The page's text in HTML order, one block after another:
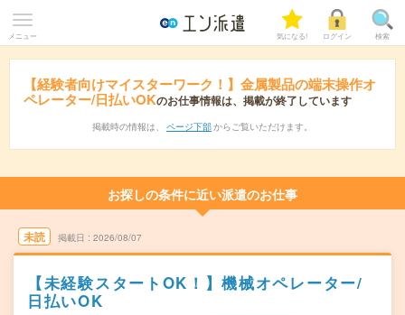
メニュー 気になる! ログイン 検索
【経験者向けマイスターワーク！】金属製品の端末操作オ
ペレーター/日払いOKのお仕事情報は、掲載が終了しています
掲載時の情報は、 ページ下部 からご覧いただけます。
お探しの条件に近い派遣のお仕事
未読 掲載日 2026/08/07
【未経験スタートOK！】機械オペレーター/
日払いOK